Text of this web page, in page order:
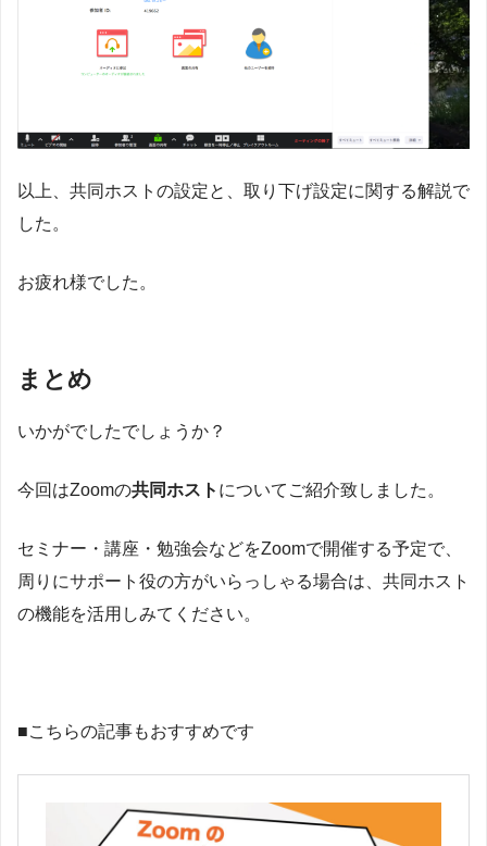
以上、共同ホストの設定と、取り下げ設定に関する解説で
した。
お疲れ様でした。
まとめ
いかがでしたでしょうか？
今回はZoomの共同ホスト についてご紹介致しました。
セミナー・講座・勉強会などをZoomで開催する予定で、
周りにサポート役の方がいらっしゃる場合は、共同ホスト
の機能を活用しみてください。
■こちらの記事もおすすめです